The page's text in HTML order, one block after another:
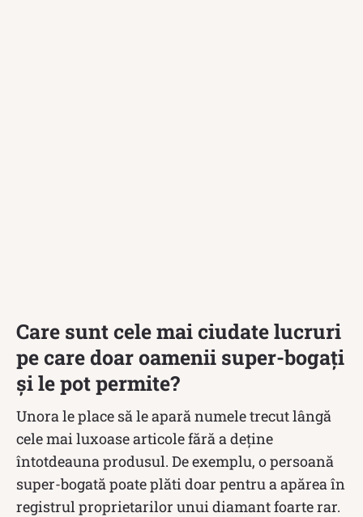
Care sunt cele mai ciudate lucruri
pe care doar oamenii super-bogați
și le pot permite?
Unora le place să le apară numele trecut lângă
cele mai luxoase articole fără a deține
întotdeauna produsul. De exemplu, o persoană
super-bogată poate plăti doar pentru a apărea în
registrul proprietarilor unui diamant foarte rar.